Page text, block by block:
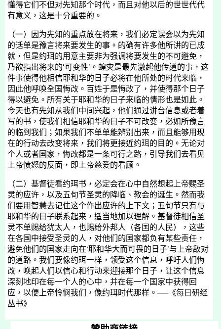
懂得它们不但对先知那个时代，而且对他以后的世世代代
有意义，这是十分重要的。
（一）因为先知的重点放在将来，我们必定误会以为先知
的话单是豫言将来要发生的事。的确有许多他所讲的已成
就，但是约珥的用意主要非为强调将要发生的不可避免，
乃欲指出将来的‘可变性’。蝗灾是最先激起他传道的事，这
件事使得他相信耶和华的日子必将在他所处的时代来临，
因此他呼唤全国悔改。百姓于是悔改了，并使得那个日子
得以避免。所有关于耶和华的日子来临的情形也是如此。
今天也有先知从我们中间兴起，他们通过讲台信息或者着
写的书，使我们相信耶和华的日子不可改变，必如所豫言
的临到我们；如果我们不单单能辨别出来，而且能够用现
在的行动去改变将来，我们将更接近约珥的目的。无论对
个人或者国家，悔改都是一条可行之路，引导我们去看见
上帝愤怒的反面，即上帝慈爱的看顾。
（二）基督徒看约珥书，必定会在心中自然想起上帝赐圣
灵的应许，以及五旬节圣灵的降临、教会的诞生。然而我
们要用智慧去记住这个作出应许的上下文；五旬节只有与
耶和华的日子联系起来，适当地加以理解。基督徒相信圣
灵不单赐给犹太人，也赐给外邦人（各国的人民），这些
在各国中接受圣灵的人，对他们的国家都负有某些责任，
避免他们的国家走向在‘耶和华大而可畏的日子’与上帝敌对
的道路。我们要像约珥一样，领受这个信息，呼吁人们悔
改，唤起人们以信心和行动来迎接那个日子，让这个信息
深刻地印在每一个人的心中，并在每一个国家中获得回
应，以便上帝怜悯我们，像约珥时代那样。 ──《每日研经
丛书》